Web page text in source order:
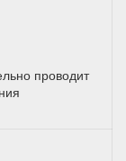
проводит